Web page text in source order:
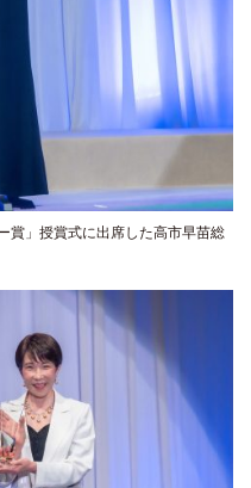
賞」授賞式に出席した高市早苗総